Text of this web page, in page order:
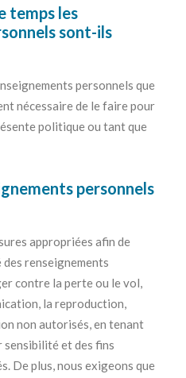
temps les
sont-ils
personnels que
nécessaire de le faire pour
politique ou tant que
personnels
appropriées afin de
renseignements
contre la perte ou le vol,
la reproduction,
non autorisés, en tenant
sensibilité et des fins
De plus, nous exigeons que